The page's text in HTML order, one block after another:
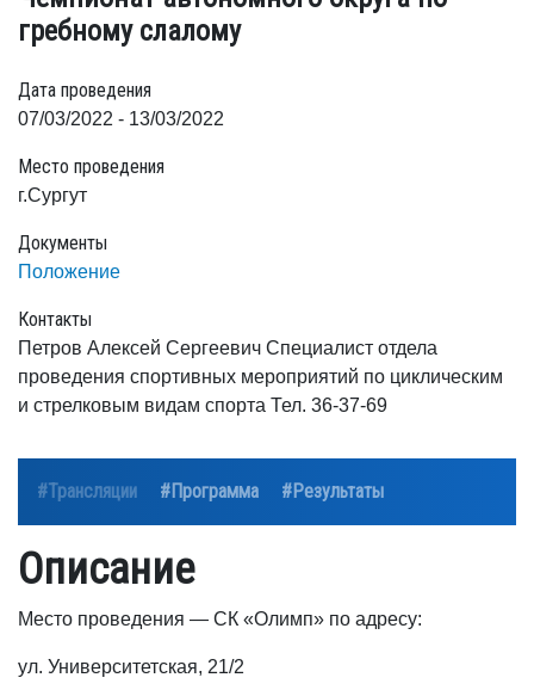
гребному слалому
Дата проведения
07/03/2022 - 13/03/2022
Место проведения
г.Сургут
Документы
Положение
Контакты
Петров Алексей Сергеевич Специалист отдела
проведения спортивных мероприятий по циклическим
и стрелковым видам спорта Тел. 36-37-69
#Трансляции #Программа #Результаты
Описание
Место проведения — СК «Олимп» по адресу:
ул. Университетская, 21/2